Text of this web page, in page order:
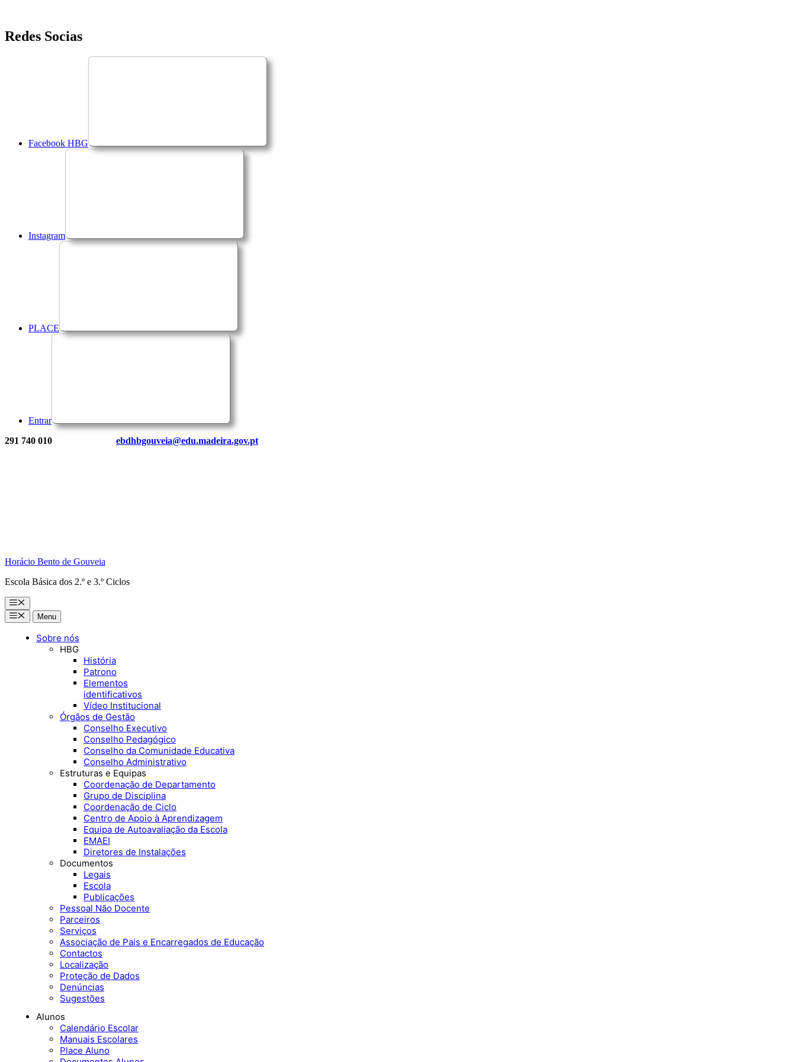
Saltar
para
Redes Socias
Facebook HBG
Instagram
PLACE
Entrar
291 740 010 ebdhbgouveia@edu.madeira.gov.pt
Horácio Bento de Gouveia
Escola Básica dos 2.º e 3.º Ciclos
Menu
MenuMenu
Sobre nós
HBG
História
Patrono
Elementos
identificativos
Vídeo Institucional
Órgãos de Gestão
Conselho Executivo
Conselho Pedagógico
Conselho da Comunidade Educativa
Conselho Administrativo
Estruturas e Equipas
Coordenação de Departamento
Grupo de Disciplina
Coordenação de Ciclo
Centro de Apoio à Aprendizagem
Equipa de Autoavaliação da Escola
EMAEI
Diretores de Instalações
Documentos
Legais
Escola
Publicações
Pessoal Não Docente
Parceiros
Serviços
Associação de Pais e Encarregados de Educação
Contactos
Localização
Proteção de Dados
Denúncias
Sugestões
Alunos
Calendário Escolar
Manuais Escolares
Place Aluno